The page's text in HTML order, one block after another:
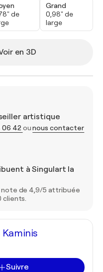
de
Grand
0,98" de
large
en 3D
artistique
06 42 ounous contacter
à Singulart la
note de 4,9/5 attribuée
clients.
Kaminis
Suivre